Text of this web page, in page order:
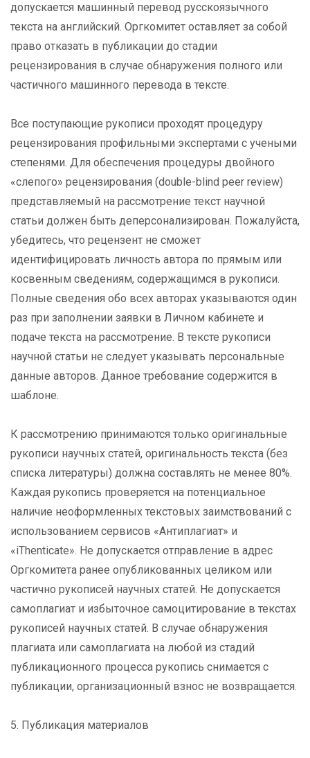
допускается машинный перевод русскоязычного
текста на английский. Оргкомитет оставляет за собой
право отказать в публикации до стадии
рецензирования в случае обнаружения полного или
частичного машинного перевода в тексте.
Все поступающие рукописи проходят процедуру
рецензирования профильными экспертами с учеными
степенями. Для обеспечения процедуры двойного
«слепого» рецензирования (double-blind peer review)
представляемый на рассмотрение текст научной
статьи должен быть деперсонализирован. Пожалуйста,
убедитесь, что рецензент не сможет
идентифицировать личность автора по прямым или
косвенным сведениям, содержащимся в рукописи.
Полные сведения обо всех авторах указываются один
раз при заполнении заявки в Личном кабинете и
подаче текста на рассмотрение. В тексте рукописи
научной статьи не следует указывать персональные
данные авторов. Данное требование содержится в
шаблоне.
К рассмотрению принимаются только оригинальные
рукописи научных статей, оригинальность текста (без
списка литературы) должна составлять не менее 80%.
Каждая рукопись проверяется на потенциальное
наличие неоформленных текстовых заимствований с
использованием сервисов «Антиплагиат» и
«iThenticate». Не допускается отправление в адрес
Оргкомитета ранее опубликованных целиком или
частично рукописей научных статей. Не допускается
самоплагиат и избыточное самоцитирование в текстах
рукописей научных статей. В случае обнаружения
плагиата или самоплагиата на любой из стадий
публикационного процесса рукопись снимается с
публикации, организационный взнос не возвращается.
5. Публикация материалов